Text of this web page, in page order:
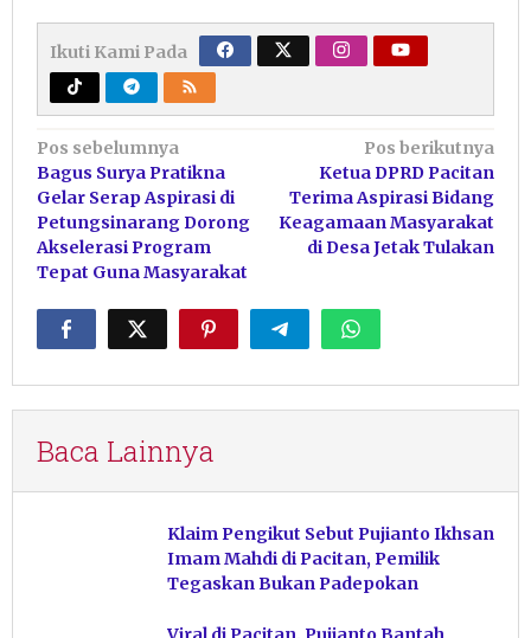
Ikuti Kami Pada
Navigasi
pos
Pos sebelumnya
Bagus Surya Pratikna
Gelar Serap Aspirasi di
Petungsinarang Dorong
Akselerasi Program
Tepat Guna Masyarakat
Pos berikutnya
Ketua DPRD Pacitan
Terima Aspirasi Bidang
Keagamaan Masyarakat
di Desa Jetak Tulakan
Baca Lainnya
Klaim Pengikut Sebut Pujianto Ikhsan
Imam Mahdi di Pacitan, Pemilik
Tegaskan Bukan Padepokan